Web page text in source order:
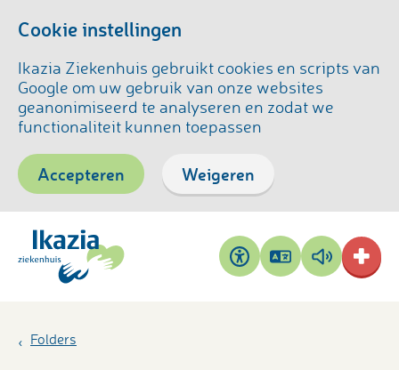
Cookie instellingen
Ikazia Ziekenhuis gebruikt cookies en scripts van
Google om uw gebruik van onze websites
geanonimiseerd te analyseren en zodat we
functionaliteit kunnen toepassen
Accepteren Weigeren
Toegankelijkheid
Pagina
vertalen
Pagina
voorlezen
Folders